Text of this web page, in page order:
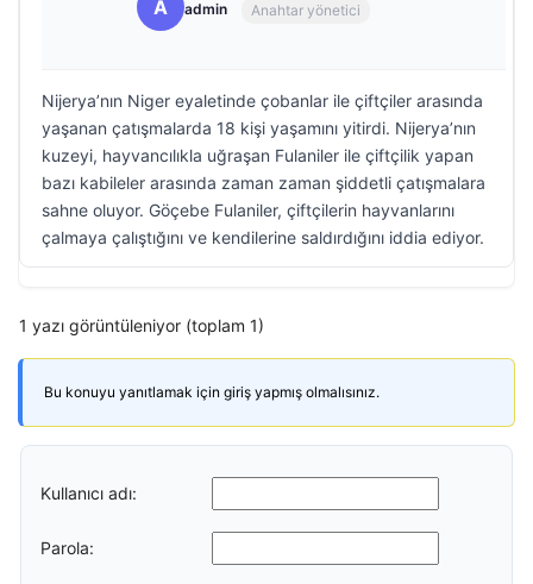
A admin Anahtar yönetici
Nijerya’nın Niger eyaletinde çobanlar ile çiftçiler arasında
yaşanan çatışmalarda 18 kişi yaşamını yitirdi. Nijerya’nın
kuzeyi, hayvancılıkla uğraşan Fulaniler ile çiftçilik yapan
bazı kabileler arasında zaman zaman şiddetli çatışmalara
sahne oluyor. Göçebe Fulaniler, çiftçilerin hayvanlarını
çalmaya çalıştığını ve kendilerine saldırdığını iddia ediyor.
1 yazı görüntüleniyor (toplam 1)
Bu konuyu yanıtlamak için giriş yapmış olmalısınız.
Kullanıcı adı:
Parola: